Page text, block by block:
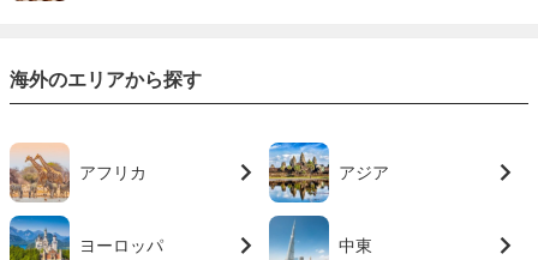
海外のエリアから探す
アフリカ アジア
ヨーロッパ 中東